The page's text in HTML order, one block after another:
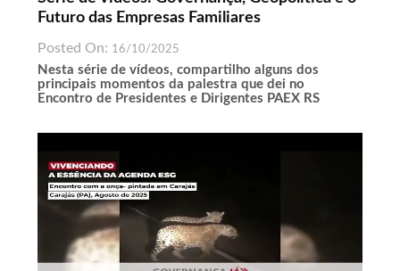
Futuro das Empresas Familiares
Posted On: 16/10/2025
Nesta série de vídeos, compartilho alguns dos
principais momentos da palestra que dei no
Encontro de Presidentes e Dirigentes PAEX RS